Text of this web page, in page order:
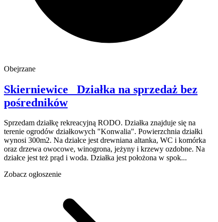
Obejrzane
Skierniewice Działka na sprzedaż bez
pośredników
Sprzedam działkę rekreacyjną RODO. Działka znajduje się na
terenie ogrodów działkowych "Konwalia". Powierzchnia działki
wynosi 300m2. Na działce jest drewniana altanka, WC i komórka
oraz drzewa owocowe, winogrona, jeżyny i krzewy ozdobne. Na
działce jest też prąd i woda. Działka jest położona w spok...
Zobacz ogłoszenie